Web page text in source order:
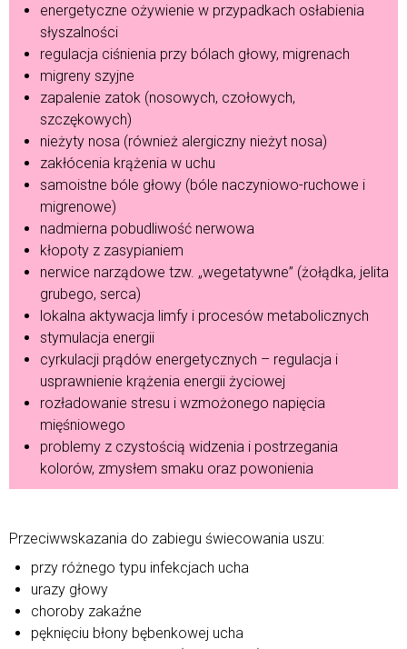
energetyczne ożywienie w przypadkach osłabienia
słyszalności
regulacja ciśnienia przy bólach głowy, migrenach
migreny szyjne
zapalenie zatok (nosowych, czołowych,
szczękowych)
nieżyty nosa (również alergiczny nieżyt nosa)
zakłócenia krążenia w uchu
samoistne bóle głowy (bóle naczyniowo-ruchowe i
migrenowe)
nadmierna pobudliwość nerwowa
kłopoty z zasypianiem
nerwice narządowe tzw. „wegetatywne” (żołądka, jelita
grubego, serca)
lokalna aktywacja limfy i procesów metabolicznych
stymulacja energii
cyrkulacji prądów energetycznych – regulacja i
usprawnienie krążenia energii życiowej
rozładowanie stresu i wzmożonego napięcia
mięśniowego
problemy z czystością widzenia i postrzegania
kolorów, zmysłem smaku oraz powonienia
Przeciwwskazania do zabiegu świecowania uszu:
przy różnego typu infekcjach ucha
urazy głowy
choroby zakaźne
pęknięciu błony bębenkowej ucha